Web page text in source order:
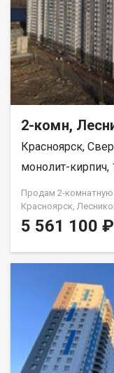
2-комн,
Красноярск,
монолит-кирпич,
Продам 2-комнатную
Красноярск,
ЗАСТРОЙЩИКА.
5 561 100 ₽